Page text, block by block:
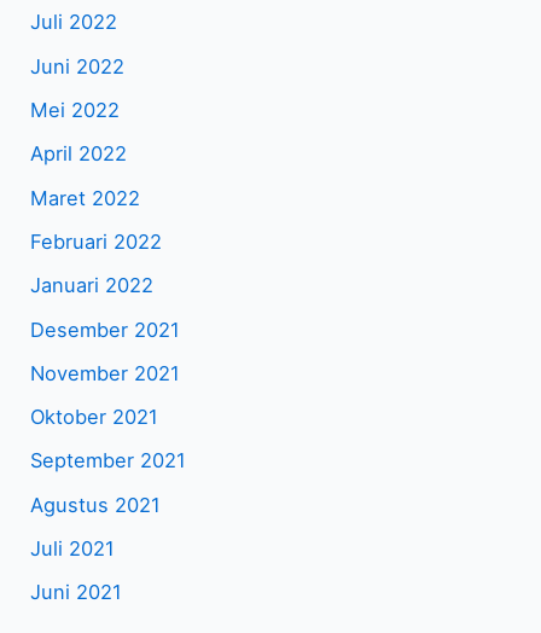
Juli 2022
Juni 2022
Mei 2022
April 2022
Maret 2022
Februari 2022
Januari 2022
Desember 2021
November 2021
Oktober 2021
September 2021
Agustus 2021
Juli 2021
Juni 2021